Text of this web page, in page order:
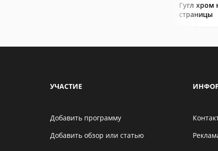
Гугл хром
страницы
УЧАСТИЕ
Добавить программу
Добавить обзор или статью